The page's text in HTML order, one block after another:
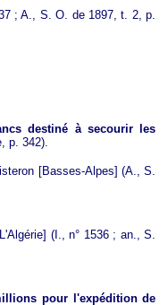
; A., S. O. de 1897, t. 2, p.
destiné à secourir les
p. 342).
[Basses-Alpes] (A., S.
(I., n° 1536 ; an., S.
pour l'expédition de